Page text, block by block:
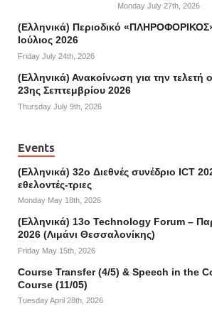
Monday July 27th, 2026
(Ελληνικά) Περιοδικό
Ιούλιος 2026
Friday July 24th, 2026
(Ελληνικά) Ανακοίνωση για την τελετή
23ης Σεπτεμβρίου 2026
Thursday July 9th, 2026
Events
(Ελληνικά) 32o Διεθνές συνέδριο ICT
εθελοντές-τριες
Monday May 18th, 2026
(Ελληνικά) 13ο Technology Forum –
2026 (Λιμάνι Θεσσαλονίκης)
Friday May 15th, 2026
Course Transfer (4/5) & Speech in the
Course (11/05)
Tuesday April 28th, 2026